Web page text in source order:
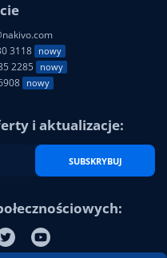
3118 nowy
2285 nowy
nowy
i aktualizacje:
SUBSKRYBUJ